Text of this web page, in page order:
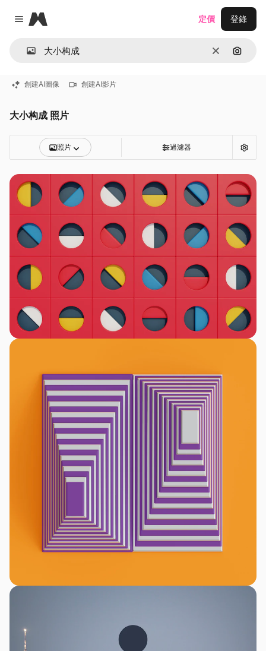
Close menu
Magnific
清除 通過圖
定價 登錄
創建AI圖像 創建AI影片
大小构成 照片
照片 過濾器